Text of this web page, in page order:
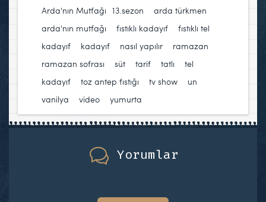
Arda'nın Mutfağı 13.sezon arda türkmen
arda'nın mutfağı
fıstıklı kadayıf
fıstıklı tel
kadayıf
kadayıf nasıl yapılır ramazan
ramazan sofrası
süt tarif tatlı
tel
kadayıf
toz antep fıstığı tv show un
vanilya
video yumurta
Yorumlar